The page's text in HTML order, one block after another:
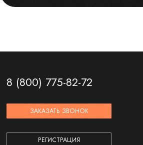
8 (800) 775-82-72
ЗАКАЗАТЬ ЗВОНОК
РЕГИСТРАЦИЯ